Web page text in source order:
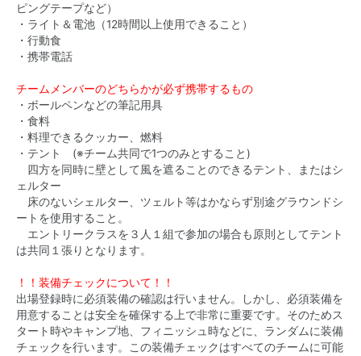
ピングテープなど）
・ライト＆電池（12時間以上使用できること）
・行動食
・携帯電話
チームメンバーのどちらかが必ず携帯するもの
・ボールペンなどの筆記用具
・食料
・料理できるクッカー、燃料
・テント (※チーム共同で1つのみとすること)
四方を同時に壁として風を遮ることのできるテント、またはシ
ェルター
床のないシェルター、ツェルト等はかならず別途グラウンドシ
ートを使用すること。
エントリークラスを３人１組で参加の場合も原則としてテント
は共同１張りとなります。
！！装備チェックについて！！
出場登録時に必須装備の確認は行いません。しかし、必須装備を
用意することは安全を確保する上で非常に重要です。そのためス
タート時やキャンプ地、フィニッシュ時などに、ランダムに装備
チェックを行います。この装備チェックはすべてのチームに可能